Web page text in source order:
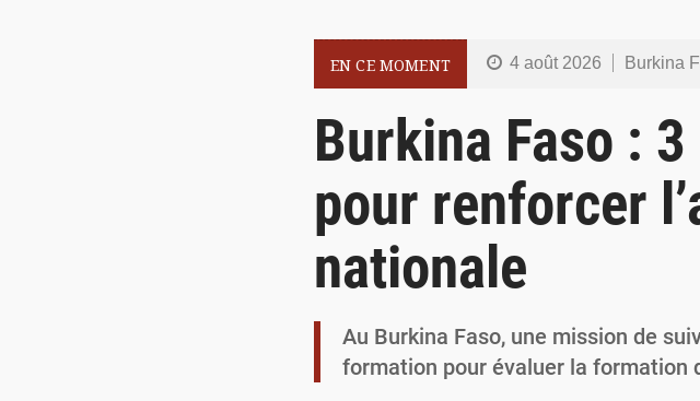
EN CE MOMENT 4 août 2026 Burkina
3 août 2026 Burkina
3 août 2026 Burkina Faso :
3 août 2026
Burkina Faso :
pour renforcer
nationale
Au Burkina Faso, une mission de
formation pour évaluer la formation